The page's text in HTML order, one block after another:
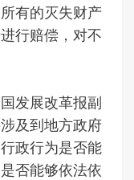
有的灭失财产
行赔偿，对不
发展改革报副
及到地方政府
政行为是否能
否能够依法依